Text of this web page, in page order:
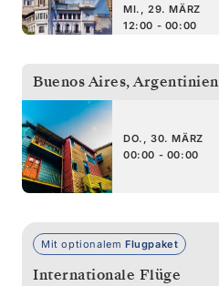
MI., 29. MÄRZ
12:00 - 00:00
Buenos Aires,Argentinien
DO., 30. MÄRZ
00:00 - 00:00
Mit optionalem Flugpaket
Internationale Flüge